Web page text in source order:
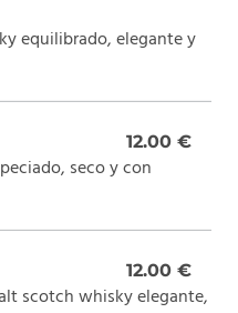
equilibrado, elegante y
12.00 €
seco y con
12.00 €
scotch whisky elegante,